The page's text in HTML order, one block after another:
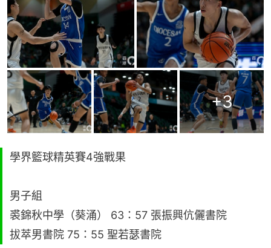
+3
學界籃球精英賽4強戰果
男子組
裘錦秋中學（葵涌） 63：57 張振興伉儷書院
拔萃男書院 75：55 聖若瑟書院